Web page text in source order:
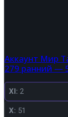
Аккаунт Мир
279 ранний —
XI: 2
X: 51